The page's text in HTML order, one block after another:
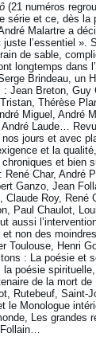
(21 numéros
série et ce, dès la
Malartre a
l’essentiel ».
de sable,
longtemps dans
Brindeau, un
: Jean Breton, Guy
Thérèse
Miguel, André
Laude…
jours et avec
et la
et bien
Char, André
Ganzo, Jean
Claude Roy, René
Paul Chaulot,
aussi
non des
Toulouse, Henri
: La poésie et
poésie
de la mort de
Rutebeuf, Saint-
le Monologue
Les grandes